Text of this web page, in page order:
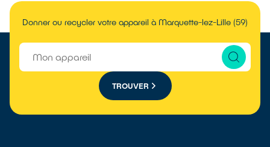
Donner ou recycler votre appareil à Marquette-lez-Lille (59)
TROUVER